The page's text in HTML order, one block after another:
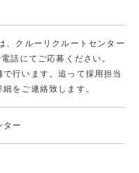
、クルーリクルートセンター
話にてご応募ください。
行います。追って採用担当
をご連絡致します。
ター